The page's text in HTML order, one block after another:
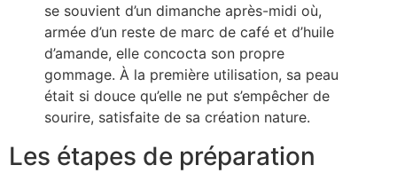
se souvient d’un dimanche après-midi où,
armée d’un reste de marc de café et d’huile
d’amande, elle concocta son propre
gommage. À la première utilisation, sa peau
était si douce qu’elle ne put s’empêcher de
sourire, satisfaite de sa création nature.
Les étapes de préparation